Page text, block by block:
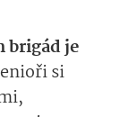
brigád je
si